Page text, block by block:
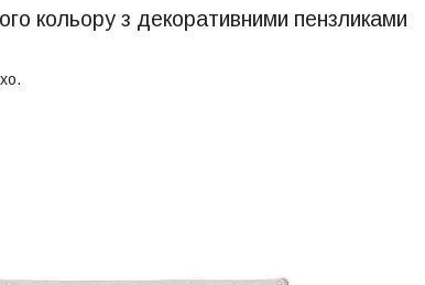
кольору з декоративними пензликами